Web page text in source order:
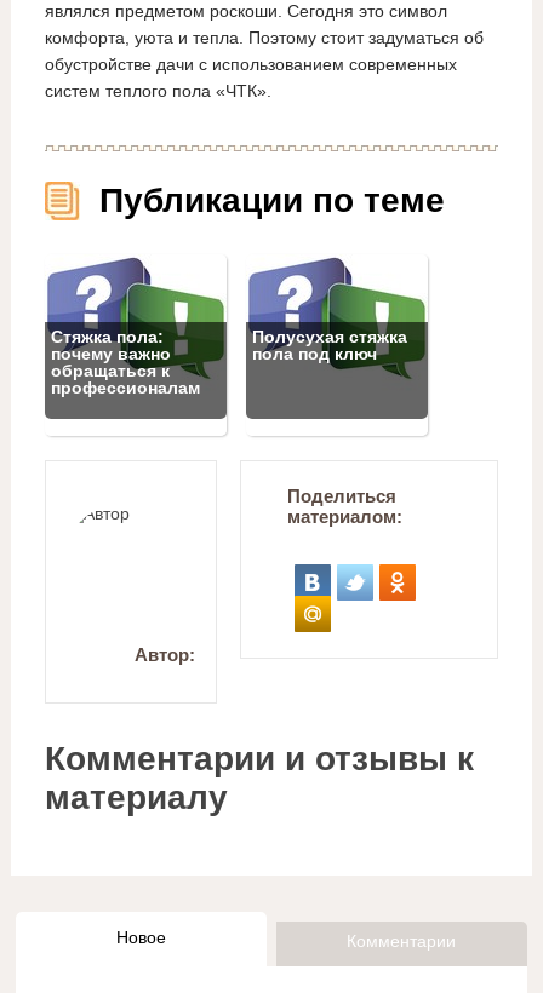
являлся предметом роскоши. Сегодня это символ
комфорта, уюта и тепла. Поэтому стоит задуматься об
обустройстве дачи с использованием современных
систем теплого пола «ЧТК».
Публикации по теме
Стяжка пола:
почему важно
обращаться к
профессионалам
Полусухая стяжка
пола под ключ
Автор:
Поделиться
материалом:
Комментарии и отзывы к
материалу
Новое Комментарии